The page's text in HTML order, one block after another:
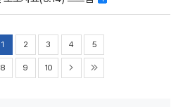
1 2 3 4 5
8 9 10